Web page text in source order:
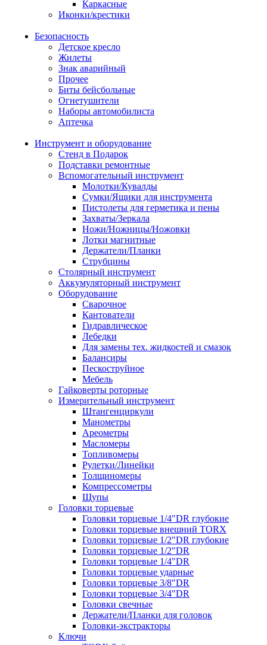
Каркасные
Иконки/крестики
Безопасность
Детское кресло
Жилеты
Знак аварийный
Прочее
Биты бейсбольные
Огнетушители
Наборы автомобилиста
Аптечка
Инструмент и оборудование
Стенд в Подарок
Подставки ремонтные
Вспомогательный инструмент
Молотки/Кувалды
Сумки/Ящики для инструмента
Пистолеты для герметика и пены
Захваты/Зеркала
Ножи/Ножницы/Ножовки
Лотки магнитные
Держатели/Планки
Струбцины
Столярный инструмент
Аккумуляторный инструмент
Оборудование
Сварочное
Кантователи
Гидравлическое
Лебедки
Для замены тех. жидкостей и смазок
Балансиры
Пескоструйное
Мебель
Гайковерты роторные
Измерительный инструмент
Штангенциркули
Манометры
Ареометры
Масломеры
Топливомеры
Рулетки/Линейки
Толщиномеры
Компрессометры
Щупы
Головки торцевые
Головки торцевые 1/4"DR глубокие
Головки торцевые внешний TORX
Головки торцевые 1/2"DR глубокие
Головки торцевые 1/2"DR
Головки торцевые 1/4"DR
Головки торцевые ударные
Головки торцевые 3/8"DR
Головки торцевые 3/4"DR
Головки свечные
Держатели/Планки для головок
Головки-экстракторы
Ключи